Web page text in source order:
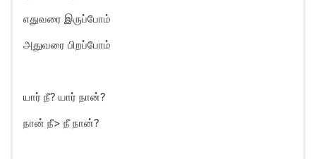
எதுவரை இருப்போம்
அதுவரை பிறப்போம்
யார் நீ? யார் நான்?
நான் நீ> நீ நான்?